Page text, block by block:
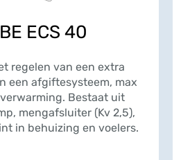
ECS 40
regelen van een extra
een afgiftesysteem, max
Bestaat uit
mengafsluiter (Kv 2,5),
in behuizing en voelers.